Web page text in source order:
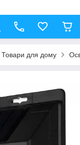
Товари для дому